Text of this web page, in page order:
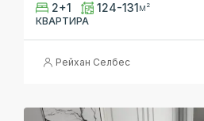
2+1 124-131м²
КВАРТИРА
Рейхан Селбес